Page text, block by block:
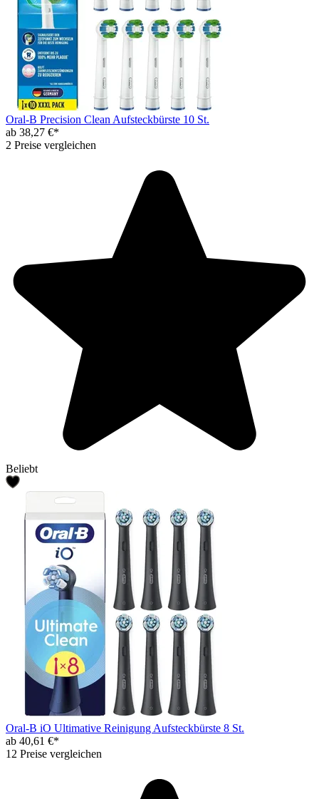
Oral-B Precision Clean Aufsteckbürste 10 St.
ab 38,27 €*
2 Preise vergleichen
Beliebt
Oral-B iO Ultimative Reinigung Aufsteckbürste 8 St.
ab 40,61 €*
12 Preise vergleichen